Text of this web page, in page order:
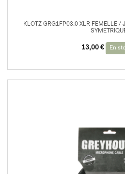
KLOTZ GRG1FP03.0 XLR FEMELLE /
13,00 € En